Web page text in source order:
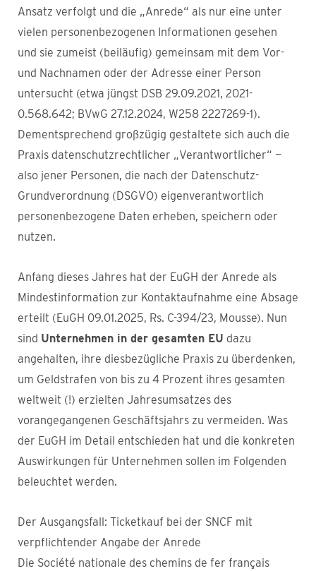
Ansatz verfolgt und die „Anrede“ als nur eine unter
vielen personenbezogenen Informationen gesehen
und sie zumeist (beiläufig) gemeinsam mit dem Vor-
und Nachnamen oder der Adresse einer Person
untersucht (etwa jüngst DSB 29.09.2021, 2021-
0.568.642; BVwG 27.12.2024, W258 2227269-1).
Dementsprechend großzügig gestaltete sich auch die
Praxis datenschutzrechtlicher „Verantwortlicher“ —
also jener Personen, die nach der Datenschutz-
Grundverordnung (DSGVO) eigenverantwortlich
personenbezogene Daten erheben, speichern oder
nutzen.
Anfang dieses Jahres hat der EuGH der Anrede als
Mindestinformation zur Kontaktaufnahme eine Absage
erteilt (EuGH 09.01.2025, Rs. C-394/23, Mousse). Nun
sind Unternehmen in der gesamten EU dazu
angehalten, ihre diesbezügliche Praxis zu überdenken,
um Geldstrafen von bis zu 4 Prozent ihres gesamten
weltweit (!) erzielten Jahresumsatzes des
vorangegangenen Geschäftsjahrs zu vermeiden. Was
der EuGH im Detail entschieden hat und die konkreten
Auswirkungen für Unternehmen sollen im Folgenden
beleuchtet werden.
Der Ausgangsfall: Ticketkauf bei der SNCF mit
verpflichtender Angabe der Anrede
Die Société nationale des chemins de fer français